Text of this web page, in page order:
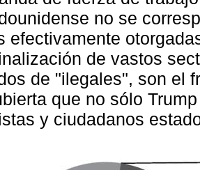
no se
efectivamente
de vastos
de "ilegales", son el
que no sólo
y ciudadanos